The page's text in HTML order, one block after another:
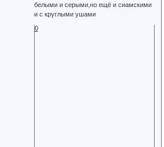
белыми и серыми,но ещё и сиамскими
и с круглыми ушами
0